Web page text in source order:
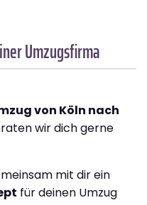
Umzugsfirma
von Köln nach
wir dich gerne
mit dir ein
für deinen Umzug